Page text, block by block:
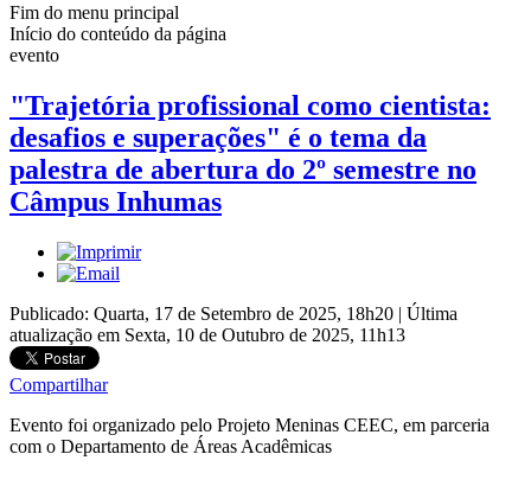
Fim do menu principal
Início do conteúdo da página
evento
"Trajetória profissional como cientista:
desafios e superações" é o tema da
palestra de abertura do 2º semestre no
Câmpus Inhumas
Publicado: Quarta, 17 de Setembro de 2025, 18h20 | Última
atualização em Sexta, 10 de Outubro de 2025, 11h13
Compartilhar
Evento foi organizado pelo Projeto Meninas CEEC, em parceria
com o Departamento de Áreas Acadêmicas